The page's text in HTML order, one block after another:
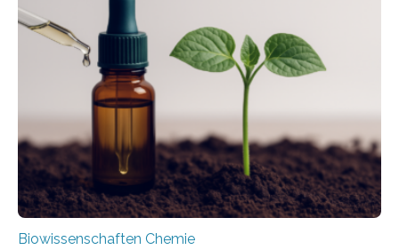
ausgezeichnetem Zustand erhalten. Es konnte als neue
Art einer neuen Gattung beschrieben werden und trägt
nun den Namen Cretosabethes primaevus. Dieser erste
fossile Nachweis einer Stechmückenlarve in Bernstein
stellt gleichzeitig den ersten Fossilfund einer
Mückenlarve aus dem Mesozoikum dar, denn…
Biowissenschaften Chemie